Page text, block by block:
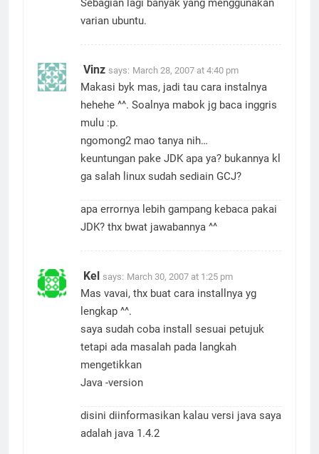
Sebagian lagi banyak yang menggunakan
varian ubuntu.
Vinz says: March 28, 2007 at 4:40 pm
Makasi byk mas, jadi tau cara instalnya
hehehe ^^. Soalnya mabok jg baca inggris
mulu :p.
ngomong2 mao tanya nih…
keuntungan pake JDK apa ya? bukannya kl
ga salah linux sudah sediain GCJ?
apa errornya lebih gampang kebaca pakai
JDK? thx bwat jawabannya ^^
Kel says: March 30, 2007 at 1:25 pm
Mas vavai, thx buat cara installnya yg
lengkap ^^.
saya sudah coba install sesuai petujuk
tetapi ada masalah pada langkah
mengetikkan
Java -version
disini diinformasikan kalau versi java saya
adalah java 1.4.2